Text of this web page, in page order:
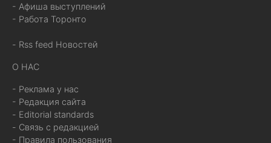
- Афиша выступлений
- Работа Торонто
- Rss feed Новостей
О НАС
- Реклама у нас
- Редакция сайта
- Editorial standards
- Связь с редакцией
- Правила пользования